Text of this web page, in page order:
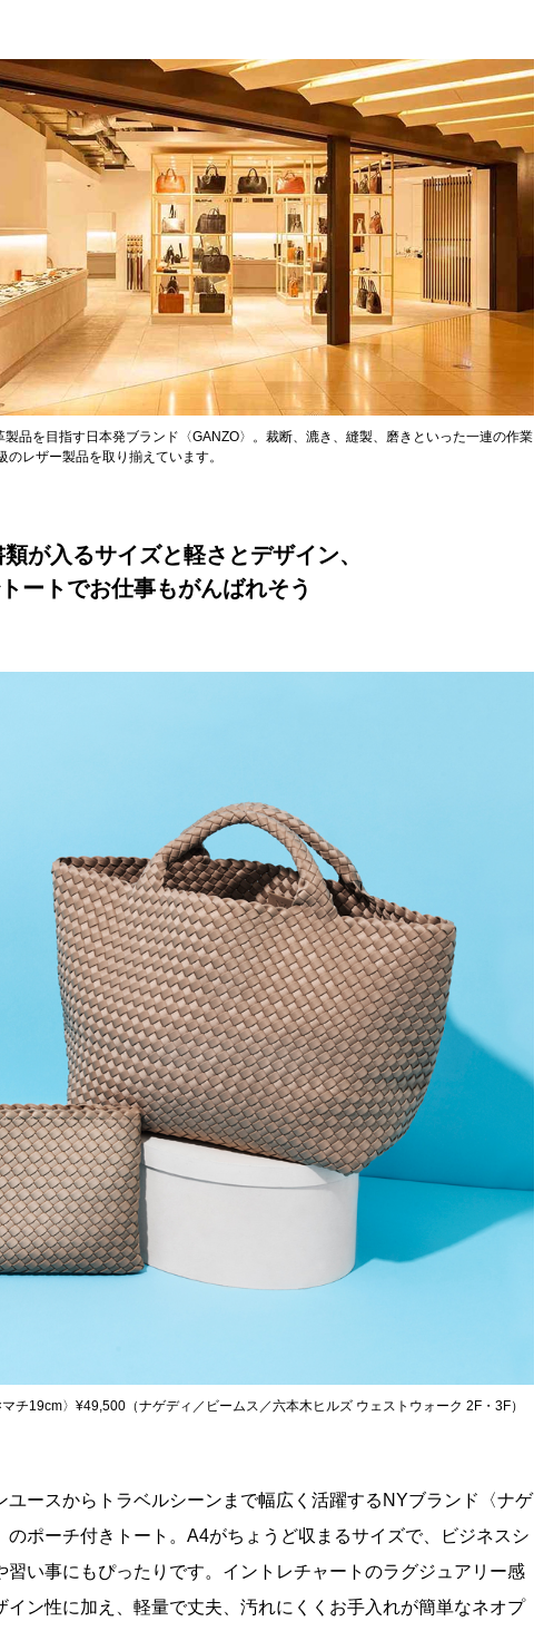
品を目指す日本発ブランド〈GANZO〉。裁断、漉き、縫製、磨きといった一連の作業
レザー製品を取り揃えています。
が入るサイズと軽さとデザイン、
ートでお仕事もがんばれそう
チ19cm〉¥49,500（ナゲディ／ビームス／六本木ヒルズ ウェストウォーク 2F・3F）
ユースからトラベルシーンまで幅広く活躍するNYブランド〈ナゲ
のポーチ付きトート。A4がちょうど収まるサイズで、ビジネスシ
習い事にもぴったりです。イントレチャートのラグジュアリー感
イン性に加え、軽量で丈夫、汚れにくくお手入れが簡単なネオプ